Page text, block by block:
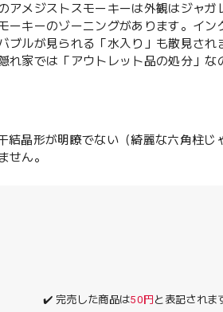
アメジストスモーキーは外観はジャ
ーキーのゾーニングがあります。イ
ブルが見られる「水入り」も散見さ
れ家では「アウトレット品の処分」な
結晶形が明瞭でない（綺麗な六角柱じ
せん。
✔️ 完売した商品は50円 と表記されま